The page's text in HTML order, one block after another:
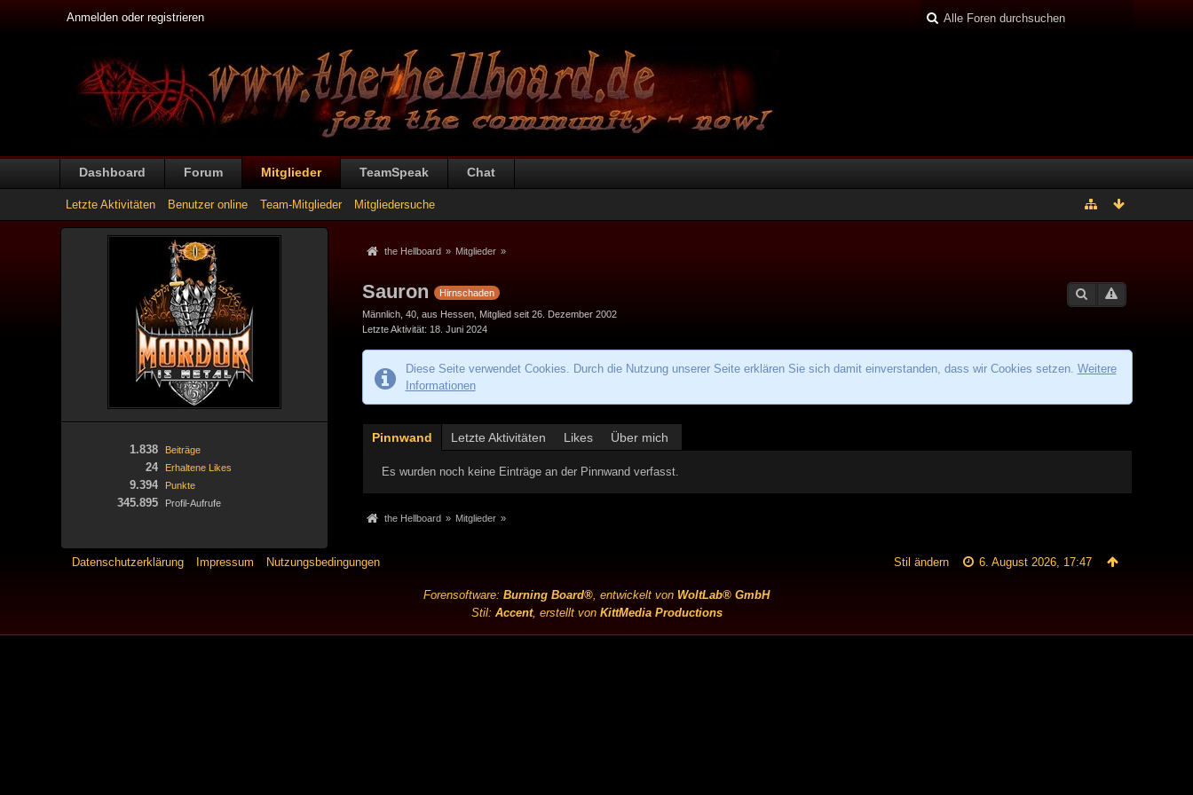
Anmelden oder registrieren
Dashboard Forum Mitglieder TeamSpeak Chat
Letzte Aktivitäten Benutzer online Team-Mitglieder Mitgliedersuche
Beiträge
1.838
Erhaltene Likes
24
Punkte
9.394
Profil-Aufrufe
345.895
the Hellboard » Mitglieder »
Sauron
Hirnschaden
Männlich 40 aus Hessen
Mitglied seit 26. Dezember 2002
Letzte Aktivität
18. Juni 2024
Diese Seite verwendet Cookies. Durch die Nutzung unserer Seite erklären Sie sich damit einverstanden, dass wir Cookies setzen. Weitere
Informationen
Pinnwand Letzte Aktivitäten Likes Über mich
Es wurden noch keine Einträge an der Pinnwand verfasst.
the Hellboard » Mitglieder »
Datenschutzerklärung Impressum Nutzungsbedingungen 6. August 2026, 17:47
Stil ändern
Forensoftware: Burning Board®, entwickelt von WoltLab® GmbH
Stil: Accent, erstellt von KittMedia Productions